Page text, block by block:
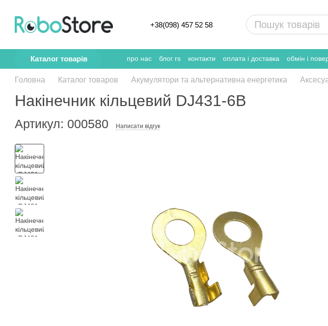
+38(098) 457 52 58
Каталог товарів про нас блог rs контакти оплата і доставка обмін і
Головна Каталог товаров Акумулятори та альтернативна енергетика
Накінечник кільцевий DJ431-6B
Артикул: 000580 Написати відгук